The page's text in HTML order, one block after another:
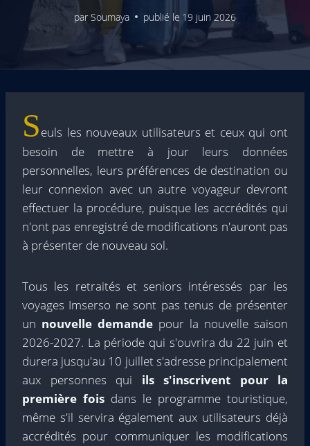
parSoumaya publié le 19 juin 2026
Seuls les nouveaux utilisateurs et ceux qui ont
besoin de mettre à jour leurs données
personnelles, leurs préférences de destination ou
leur connexion avec un autre voyageur devront
effectuer la procédure, puisque les accrédités qui
n'ont pas enregistré de modifications n'auront pas
à présenter de nouveau sol.
Tous les retraités et seniors intéressés par les
voyages Imserso ne sont pas tenus de présenter
un nouvelle demande pour la nouvelle saison
2026-2027. La période qui s'ouvrira du 22 juin et
durera jusqu'au 10 juillet s'adresse principalement
aux personnes qui ils s'inscrivent pour la
première fois dans le programme touristique,
même s'il servira également aux utilisateurs déjà
accrédités pour communiquer les modifications